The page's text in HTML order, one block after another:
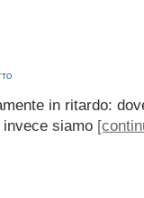
in ritardo:
siamo